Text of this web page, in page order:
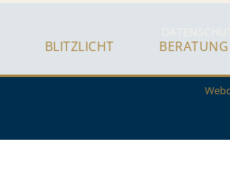
BLITZLICHT BERATUNG